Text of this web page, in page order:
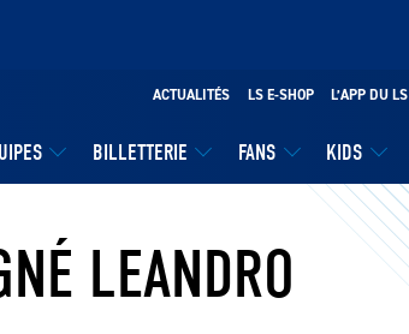
BILLETTERIE FANS KIDS
ACTUALITÉS LS E-SHOP L’APP DU LS
LEANDRO